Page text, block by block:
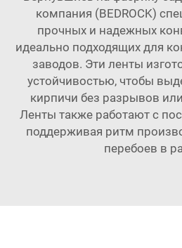
компания (BEDROCK)
прочных и надежных
идеально подходящих для
заводов. Эти ленты
устойчивостью, чтобы
кирпичи без разрывов
Ленты также работают с
поддерживая ритм
перебоев в